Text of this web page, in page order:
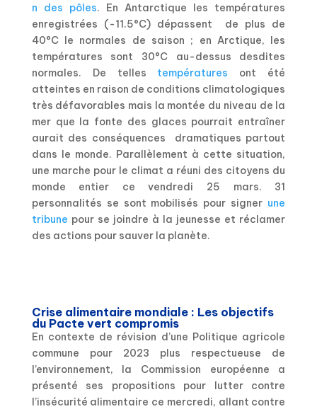
n des pôles. En Antarctique les températures
enregistrées (-11.5°C) dépassent de plus de
40°C le normales de saison ; en Arctique, les
températures sont 30°C au-dessus desdites
normales. De telles températures ont été
atteintes en raison de conditions climatologiques
très défavorables mais la montée du niveau de la
mer que la fonte des glaces pourrait entraîner
aurait des conséquences dramatiques partout
dans le monde. Parallèlement à cette situation,
une marche pour le climat a réuni des citoyens du
monde entier ce vendredi 25 mars. 31
personnalités se sont mobilisés pour signer une
tribune pour se joindre à la jeunesse et réclamer
des actions pour sauver la planète.
Crise alimentaire mondiale : Les objectifs
du Pacte vert compromis
En contexte de révision d’une Politique agricole
commune pour 2023 plus respectueuse de
l’environnement, la Commission européenne a
présenté ses propositions pour lutter contre
l’insécurité alimentaire ce mercredi, allant contre